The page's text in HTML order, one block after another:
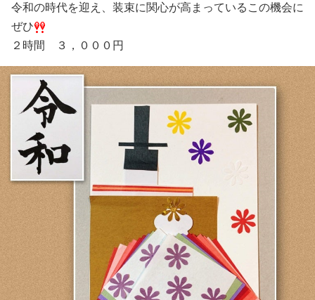
令和の時代を迎え、装束に関心が高まっているこの機会に
ぜひ
２時間 ３，０００円